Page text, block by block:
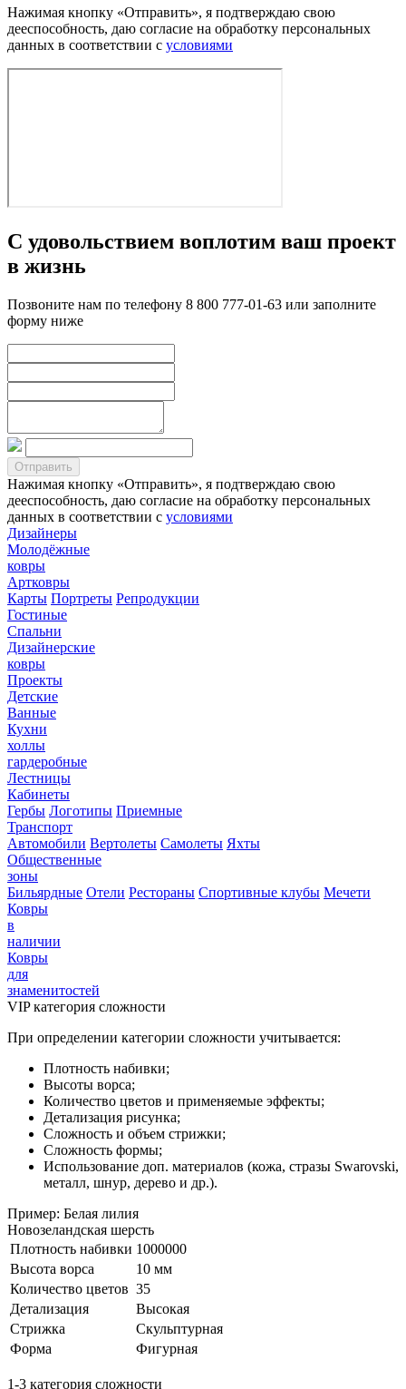
Нажимая кнопку «Отправить», я подтверждаю свою
дееспособность, даю согласие на обработку персональных
данных в соответствии с условиями
С удовольствием воплотим ваш проект
в жизнь
Позвоните нам по телефону 8 800 777-01-63 или заполните
форму ниже
Нажимая кнопку «Отправить», я подтверждаю свою
дееспособность, даю согласие на обработку персональных
данных в соответствии с условиями
Дизайнеры
Молодёжные
ковры
Артковры
Карты Портреты Репродукции
Гостиные
Спальни
Дизайнерские
ковры
Проекты
Детские
Ванные
Кухни
холлы
гардеробные
Лестницы
Кабинеты
Гербы Логотипы Приемные
Транспорт
Автомобили Вертолеты Самолеты Яхты
Общественные
зоны
Бильярдные Отели Рестораны Спортивные клубы Мечети
Ковры
в
наличии
Ковры
для
знаменитостей
VIP категория сложности
При определении категории сложности учитывается:
Плотность набивки;
Высоты ворса;
Количество цветов и применяемые эффекты;
Детализация рисунка;
Сложность и объем стрижки;
Сложность формы;
Использование доп. материалов (кожа, стразы Swarovski,
металл, шнур, дерево и др.).
Пример: Белая лилия
Новозеландская шерсть
Плотность набивки 1000000
Высота ворса
10 мм
Количество цветов 35
Детализация
Высокая
Стрижка
Скульптурная
Форма
Фигурная
1-3 категория сложности